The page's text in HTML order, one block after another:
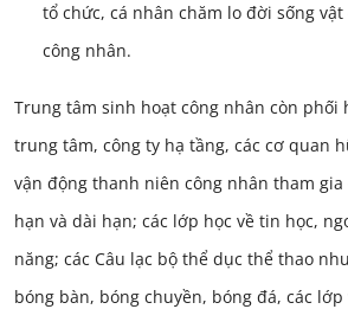
tổ chức, cá nhân chăm lo đời sống
công nhân.
Trung tâm sinh hoạt công nhân còn phối
trung tâm, công ty hạ tầng, các cơ quan
vận động thanh niên công nhân tham
hạn và dài hạn; các lớp học về tin học,
năng; các Câu lạc bộ thể dục thể thao
bóng bàn, bóng chuyền, bóng đá, các